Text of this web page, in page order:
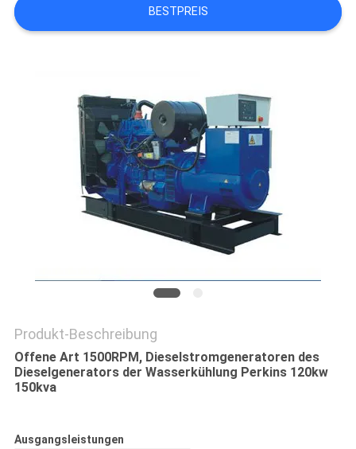
SITEMAP
BESTPREIS
Produkt-Beschreibung
Offene Art 1500RPM, Dieselstromgeneratoren des
Dieselgenerators der Wasserkühlung Perkins 120kw
150kva
Ausgangsleistungen